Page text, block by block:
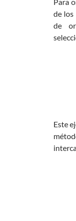
de los
de
Este